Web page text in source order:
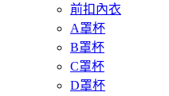
前扣內衣
A罩杯
B罩杯
C罩杯
D罩杯